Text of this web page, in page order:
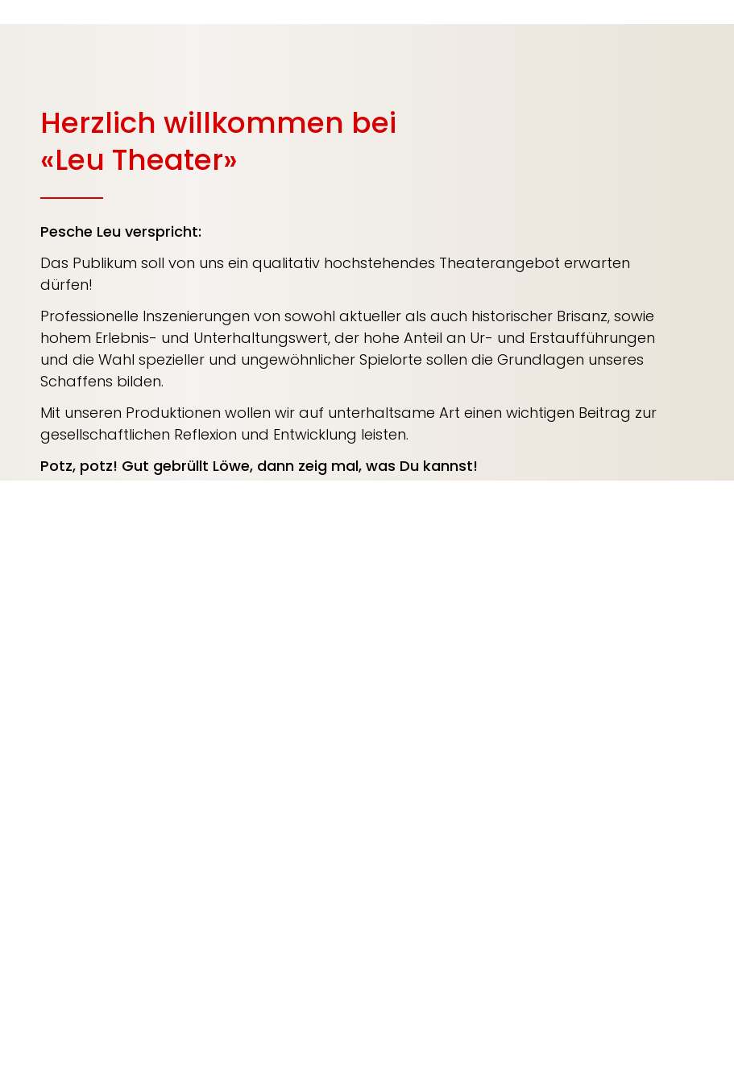
Herzlich willkommen bei
«Leu Theater»
Pesche Leu verspricht:
Das Publikum soll von uns ein qualitativ hochstehendes Theater­angebot erwarten
dürfen!
Professionelle Inszenierungen von sowohl aktueller als auch historischer Brisanz, sowie
hohem Erlebnis- und Unterhaltungswert, der hohe Anteil an Ur- und Erstaufführungen
und die Wahl spezieller und ungewöhnlicher Spielorte sollen die Grundlagen unseres
Schaffens bilden.
Mit unseren Produktionen wollen wir auf unterhaltsame Art einen wichtigen Beitrag zur
gesellschaftlichen Reflexion und Entwicklung leisten.
Potz, potz! Gut gebrüllt Löwe, dann zeig mal, was Du kannst!